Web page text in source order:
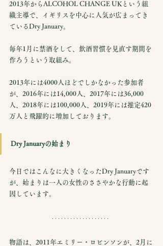
2013年からALCOHOL CHANGE UKという組
織主導で、イギリスを中心に人気が広まってき
ているDry January。
毎年1月に禁酒をして、飲酒習慣を見直す期間を
作ろうという取組み。
2013年には4000人ほどでしかなかった参加者
が、2016年には14,000人、2017年には36,000
人、2018年には100,000人、2019年には推定420
万人と飛躍的に増加しております。
Dry Januaryの始まり
今日ではこんなに大きくなったDry Januaryです
が、始まりは一人の女性のささやかな行動に起
因しています。
物語は、2011年エミリー・ロビンソンが、2月に